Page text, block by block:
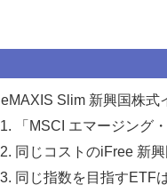
eMAXIS Slim 新興国株式
「MSCI エマージング
同じコストのiFree 新
同じ指数を目指すETF